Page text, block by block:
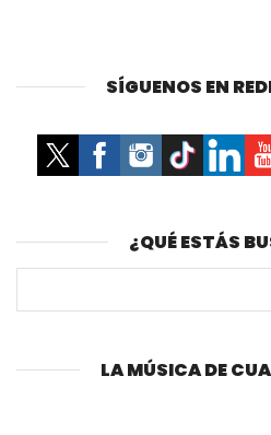
SÍGUENOS EN
¿QUÉ ESTÁS
LA MÚSICA DE